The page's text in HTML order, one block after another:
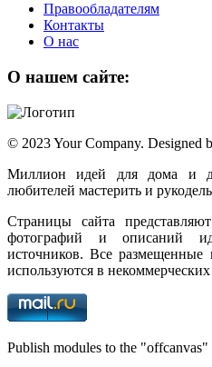
Правообладателям
Контакты
О нас
О нашем сайте:
© 2023 Your Company. Designed
Миллион идей для дома и
любителей мастерить и
Страницы сайта
фотографий и описаний
источников. Все размещенные
используются в некоммерческих
Publish modules to the "offcanvas"